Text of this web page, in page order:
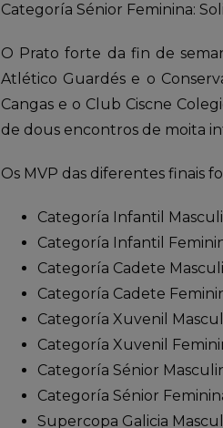
Categoría Sénior Feminina:
O Prato forte da fin de
Atlético Guardés e o
Cangas e o Club Ciscne
de dous encontros de moita
Os MVP das diferentes finais
Categoría Infantil
Categoría Infantil
Categoría Cadete
Categoría Cadete
Categoría Xuvenil
Categoría Xuvenil
Categoría Sénior
Categoría Sénior
Supercopa Galicia